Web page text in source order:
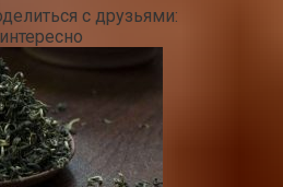
с друзьями: